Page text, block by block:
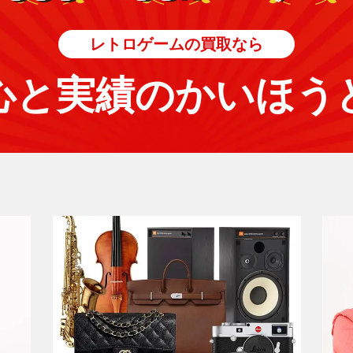
レトロゲームの買取なら
と実績のかいほう